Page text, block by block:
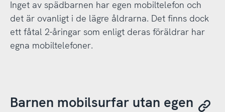
Inget av spädbarnen har egen mobiltelefon och
det är ovanligt i de lägre åldrarna. Det finns dock
ett fåtal 2-åringar som enligt deras föräldrar har
egna mobiltelefoner.
Barnen mobilsurfar utan egen